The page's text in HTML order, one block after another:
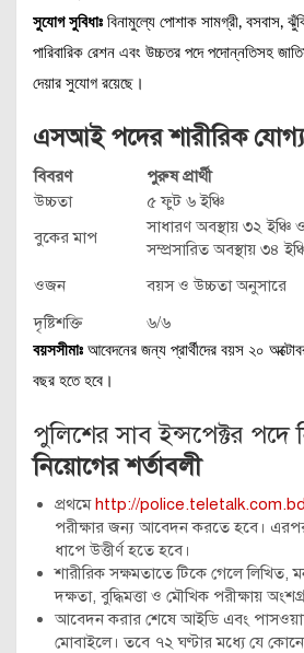
সুযোগ সুবিধাঃ বিনামুল্যে পোশাক সামগ্রী, বসবাস,
পারিবারিক রেশন এবং উচ্চতর পদে পদোন্নতিসহ
দেয়ার সুযোগ রয়েছে।
এসআই পদের শারীরিক
বিবরণ পুরুষ প্রার্থী
উচ্চতা
৫ ফুট ৬ ইঞ্চি
বুকের মাপ
সাধারণ অবস্থায় ৩২ ইঞ্চি ও
সম্প্রসারিত অবস্থায় ৩৪
ওজন বয়স ও উচ্চতা অনুসারে
দৃষ্টিশক্তি
৬/৬
বয়সসীমাঃ আবেদনের জন্য প্রার্থীদের বয়স ২০
বছর হতে হবে।
পুলিশের সাব ইন্সপেক্টর
নিয়োগের শর্তাবলী
প্রথমেhttp://police.teletalk.com.bd
পরীক্ষার জন্য আবেদন করতে হবে।
ধাপে উত্তীর্ণ হতে হবে।
শারীরিক সক্ষমতাতে টিকে গেলে লিখিত,
দক্ষতা, বুদ্ধিমত্তা ও মৌখিক পরীক্ষায়
আবেদন করার শেষে আইডি এবং
মোবাইলে। তবে ৭২ ঘণ্টার মধ্যে যে